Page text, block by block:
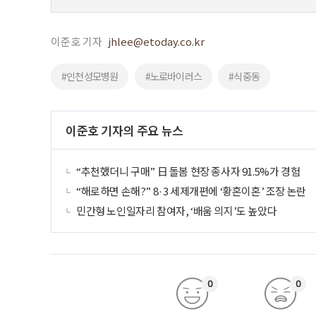
이준호 기자 jhlee@etoday.co.kr
#인천성모병원 #노로바이러스 #식중동
이준호 기자의 주요 뉴스
“추천했더니 구매” 日 돌봄 현장 종사자 91.5%가 경험
“해로하면 손해?” 8·3 세제개편에 ‘황혼이혼’ 조장 논란
민간형 노인일자리 참여자, ‘배움 의지’도 높았다
0 0